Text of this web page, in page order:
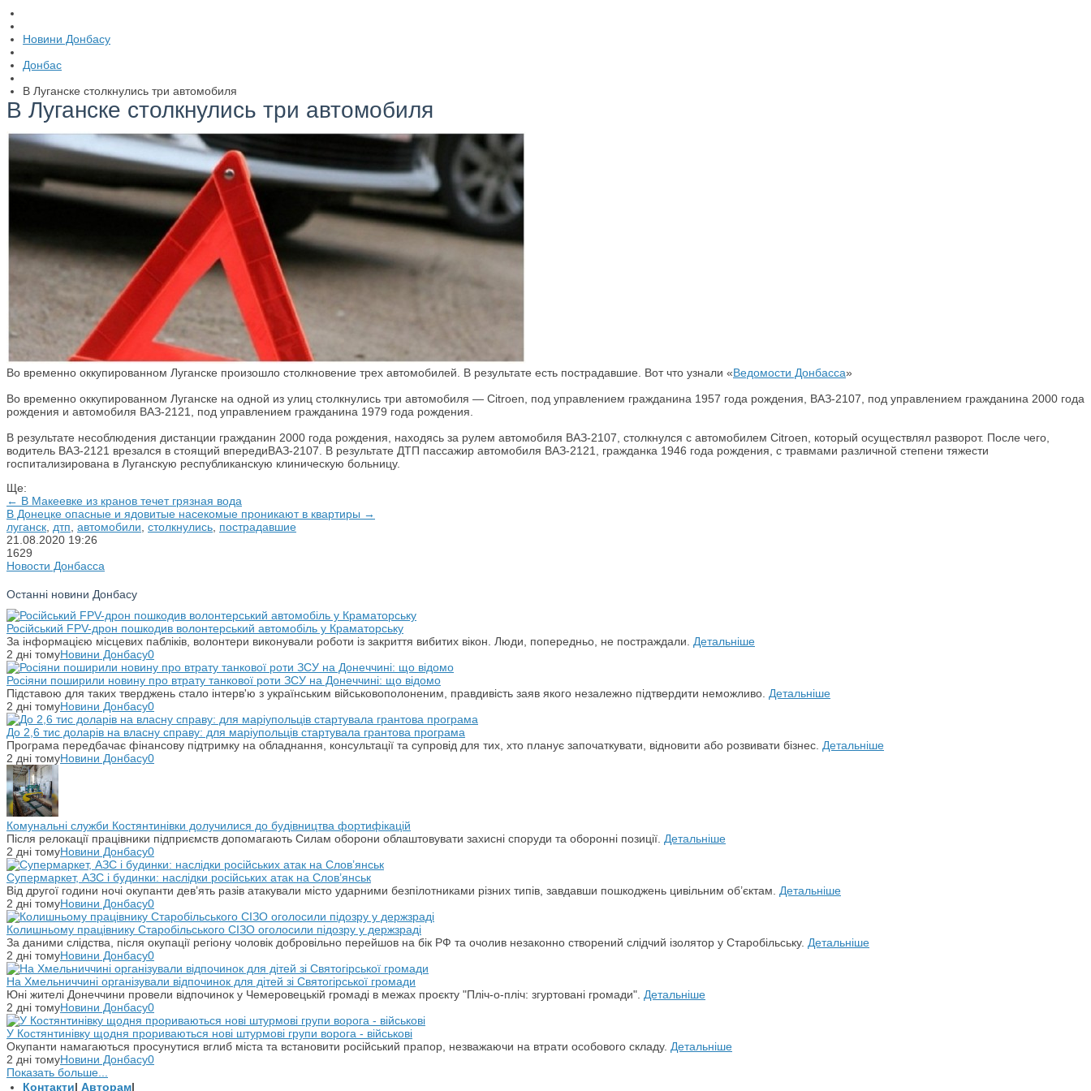
Новини Донбасу
Донбас
В Луганске столкнулись три автомобиля
В Луганске столкнулись три автомобиля
Во временно оккупированном Луганске произошло столкновение трех автомобилей. В результате есть пострадавшие. Вот что узнали «Ведомости Донбасса»
Во временно оккупированном Луганске на одной из улиц столкнулись три автомобиля — Citroen, под управлением гражданина 1957 года рождения, ВАЗ-2107, под управлением гражданина 2000 года
рождения и автомобиля ВАЗ-2121, под управлением гражданина 1979 года рождения.
В результате несоблюдения дистанции гражданин 2000 года рождения, находясь за рулем автомобиля ВАЗ-2107, столкнулся с автомобилем Citroen, который осуществлял разворот. После чего,
водитель ВАЗ-2121 врезался в стоящий впередиВАЗ-2107. В результате ДТП пассажир автомобиля ВАЗ-2121, гражданка 1946 года рождения, с травмами различной степени тяжести
госпитализирована в Луганскую республиканскую клиническую больницу.
Ще:
← В Макеевке из кранов течет грязная вода
В Донецке опасные и ядовитые насекомые проникают в квартиры →
луганск дтп автомобили столкнулись пострадавшие
21.08.2020 19:26
1629
Новости Донбасса
Останні новини Донбасу
Російський FPV-дрон пошкодив волонтерський автомобіль у Краматорську
За інформацією місцевих пабліків, волонтери виконували роботи із закриття вибитих вікон. Люди, попередньо, не постраждали. Детальніше
2 дні томуНовини Донбасу0
Росіяни поширили новину про втрату танкової роти ЗСУ на Донеччині: що відомо
Підставою для таких тверджень стало інтерв'ю з українським військовополоненим, правдивість заяв якого незалежно підтвердити неможливо. Детальніше
2 дні томуНовини Донбасу0
До 2,6 тис доларів на власну справу: для маріупольців стартувала грантова програма
Програма передбачає фінансову підтримку на обладнання, консультації та супровід для тих, хто планує започаткувати, відновити або розвивати бізнес. Детальніше
2 дні томуНовини Донбасу0
Комунальні служби Костянтинівки долучилися до будівництва фортифікацій
Після релокації працівники підприємств допомагають Силам оборони облаштовувати захисні споруди та оборонні позиції. Детальніше
2 дні томуНовини Донбасу0
Супермаркет, АЗС і будинки: наслідки російських атак на Слов’янськ
Від другої години ночі окупанти дев’ять разів атакували місто ударними безпілотниками різних типів, завдавши пошкоджень цивільним об’єктам. Детальніше
2 дні томуНовини Донбасу0
Колишньому працівнику Старобільського СІЗО оголосили підозру у держзраді
За даними слідства, після окупації регіону чоловік добровільно перейшов на бік РФ та очолив незаконно створений слідчий ізолятор у Старобільську. Детальніше
2 дні томуНовини Донбасу0
На Хмельниччині організували відпочинок для дітей зі Святогірської громади
Юні жителі Донеччини провели відпочинок у Чемеровецькій громаді в межах проєкту "Пліч-о-пліч: згуртовані громади". Детальніше
2 дні томуНовини Донбасу0
У Костянтинівку щодня прориваються нові штурмові групи ворога - військові
Окупанти намагаються просунутися вглиб міста та встановити російський прапор, незважаючи на втрати особового складу. Детальніше
2 дні томуНовини Донбасу0
Показать больше...
Контакти| Авторам|